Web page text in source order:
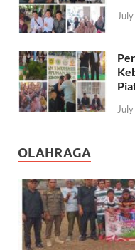
OLAHRAGA